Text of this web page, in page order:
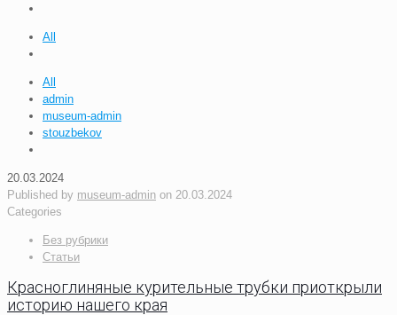
All
All
admin
museum-admin
stouzbekov
20.03.2024
Published by museum-admin on 20.03.2024
Categories
Без рубрики
Статьи
Красноглиняные курительные трубки приоткрыли
историю нашего края